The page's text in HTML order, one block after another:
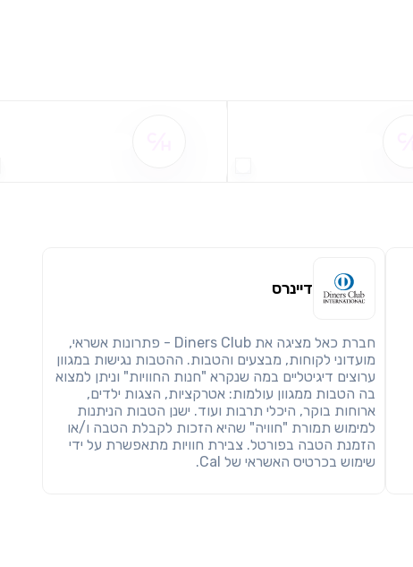
דיינרס
חברת כאל מציגה את Diners Club - פתרונות אשראי,
מועדוני לקוחות, מבצעים והטבות. ההטבות נגישות במגוון
ערוצים דיגיטליים במה שנקרא "חנות החוויות" וניתן למצוא
בה הטבות ממגוון עולמות: אטרקציות, הצגות ילדים,
ארוחות בוקר, היכלי תרבות ועוד. ישנן הטבות הניתנות
למימוש תמורת "חוויה" שהיא הזכות לקבלת הטבה ו/או
הזמנת הטבה בפורטל. צבירת חוויות מתאפשרת על ידי
שימוש בכרטיס האשראי של Cal.